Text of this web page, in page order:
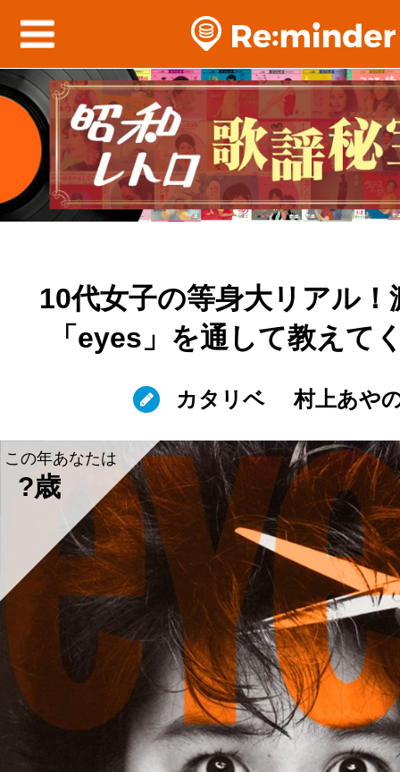
10代女子の等身大リアル！
「eyes」を通して教えて
カタリベ 村上あや
この年あなたは
?歳